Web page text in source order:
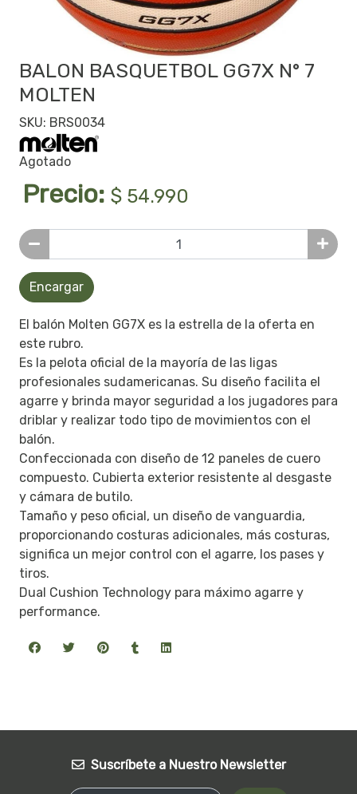
BALON BASQUETBOL GG7X N° 7
MOLTEN
SKU: BRS0034
Agotado
Precio: $ 54.990
Encargar
El balón Molten GG7X es la estrella de la oferta en
este rubro.
Es la pelota oficial de la mayoría de las ligas
profesionales sudamericanas. Su diseño facilita el
agarre y brinda mayor seguridad a los jugadores para
driblar y realizar todo tipo de movimientos con el
balón.
Confeccionada con diseño de 12 paneles de cuero
compuesto. Cubierta exterior resistente al desgaste
y cámara de butilo.
Tamaño y peso oficial, un diseño de vanguardia,
proporcionando costuras adicionales, más costuras,
significa un mejor control con el agarre, los pases y
tiros.
Dual Cushion Technology para máximo agarre y
performance.
Suscríbete a Nuestro Newsletter